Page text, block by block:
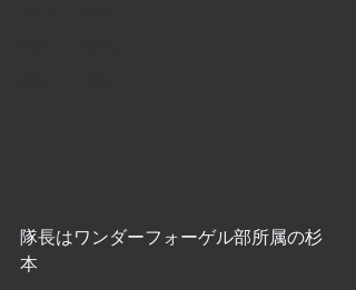
隊長はワンダーフォーゲル部所属の杉
本